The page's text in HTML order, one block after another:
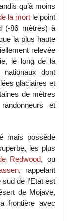
qu’à moins
la mort le point
(-86 mètres) à
la plus haute
relevée
le long de la
dont
glaciaires et
de mètres
et
mais possède
les plus
Redwood, ou
, rappelant
de l’Etat est
de Mojave,
frontière avec